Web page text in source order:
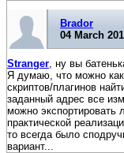
Brador
04 March
Stranger , ну вы
Я думаю, что можно
скриптов/плагинов
заданный адрес все
можно экспортировать
практической
то всегда было
вариант...